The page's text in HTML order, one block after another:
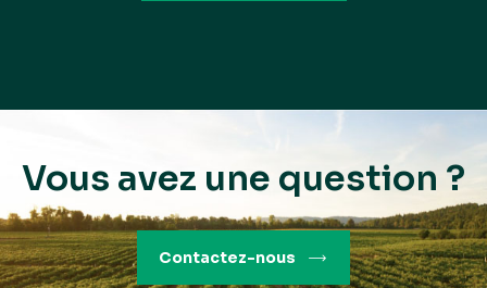
Tailler la vigne dans des
conditions optimales de sécurité
Vous avez une question ?
Contactez-nous